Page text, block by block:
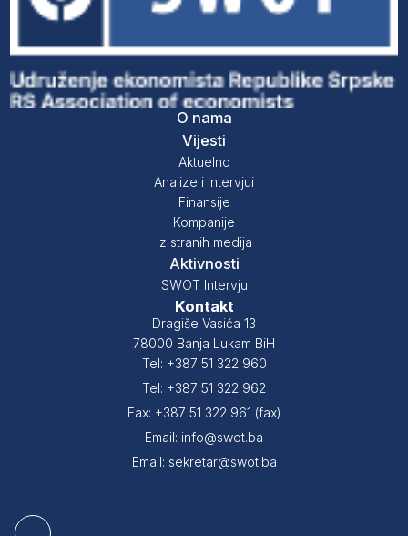
O nama
Vijesti
Aktuelno
Analize i intervjui
Finansije
Kompanije
Iz stranih medija
Aktivnosti
SWOT Intervju
Kontakt
Dragiše Vasića 13
78000 Banja Lukam BiH
Tel: +387 51 322 960
Tel: +387 51 322 962
Fax: +387 51 322 961 (fax)
Email: info@swot.ba
Email: sekretar@swot.ba